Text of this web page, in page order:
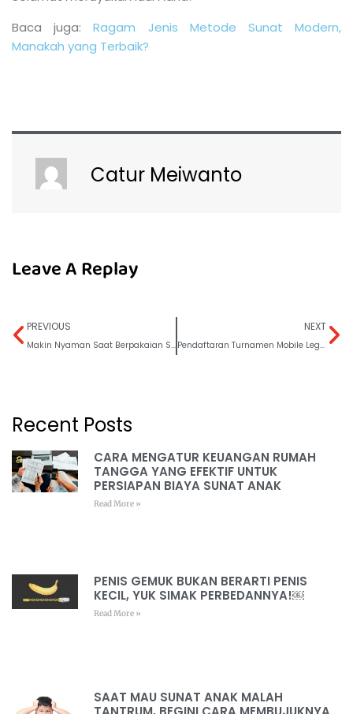
Baca juga:Ragam Jenis Metode Sunat Modern,
Manakah yang Terbaik?
Catur Meiwanto
Leave A Replay
PREVIOUS
Makin Nyaman Saat Berpakaian Santai Dengan Sunat
NEXT
Pendaftaran Turnamen Mobile Legends Berhadiah 50 Juta!
Recent Posts
CARA MENGATUR KEUANGAN RUMAH
TANGGA YANG EFEKTIF UNTUK
PERSIAPAN BIAYA SUNAT ANAK
Read More »
PENIS GEMUK BUKAN BERARTI PENIS
KECIL, YUK SIMAK PERBEDANNYA!￼
Read More »
SAAT MAU SUNAT ANAK MALAH